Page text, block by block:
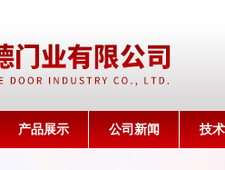
产品展示 公司新闻 技